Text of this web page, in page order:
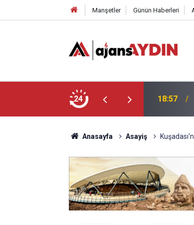
Manşetler Günün Haberleri
24
ölümüne neden oldu 18:13
Anasayfa Asayiş